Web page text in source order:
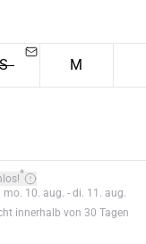
M
*
mo. 10. aug. - di. 11. aug.
innerhalb von 30 Tagen